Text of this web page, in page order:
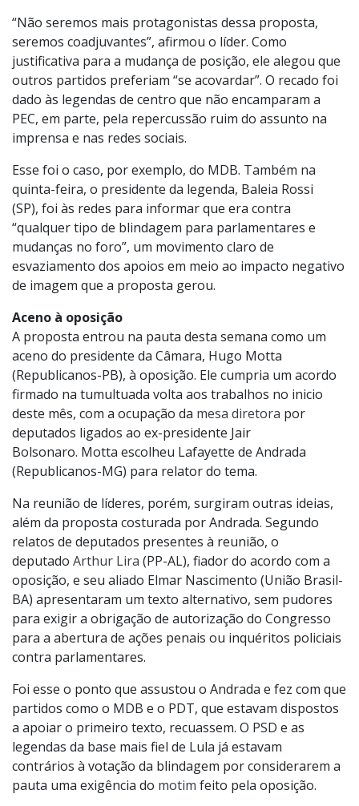
“Não seremos mais protagonistas dessa proposta,
seremos coadjuvantes”, afirmou o líder. Como
justificativa para a mudança de posição, ele alegou que
outros partidos preferiam “se acovardar”. O recado foi
dado às legendas de centro que não encamparam a
PEC, em parte, pela repercussão ruim do assunto na
imprensa e nas redes sociais.
Esse foi o caso, por exemplo, do MDB. Também na
quinta-feira, o presidente da legenda, Baleia Rossi
(SP), foi às redes para informar que era contra
“qualquer tipo de blindagem para parlamentares e
mudanças no foro”, um movimento claro de
esvaziamento dos apoios em meio ao impacto negativo
de imagem que a proposta gerou.
Aceno à oposição
A proposta entrou na pauta desta semana como um
aceno do presidente da Câmara, Hugo Motta
(Republicanos-PB), à oposição. Ele cumpria um acordo
firmado na tumultuada volta aos trabalhos no inicio
deste mês, com a ocupação da mesa diretora por
deputados ligados ao ex-presidente Jair
Bolsonaro. Motta escolheu Lafayette de Andrada
(Republicanos-MG) para relator do tema.
Na reunião de líderes, porém, surgiram outras ideias,
além da proposta costurada por Andrada. Segundo
relatos de deputados presentes à reunião, o
deputado Arthur Lira (PP-AL), fiador do acordo com a
oposição, e seu aliado Elmar Nascimento (União Brasil-
BA) apresentaram um texto alternativo, sem pudores
para exigir a obrigação de autorização do Congresso
para a abertura de ações penais ou inquéritos policiais
contra parlamentares.
Foi esse o ponto que assustou o Andrada e fez com que
partidos como o MDB e o PDT, que estavam dispostos
a apoiar o primeiro texto, recuassem. O PSD e as
legendas da base mais fiel de Lula já estavam
contrários à votação da blindagem por considerarem a
pauta uma exigência do motim feito pela oposição.